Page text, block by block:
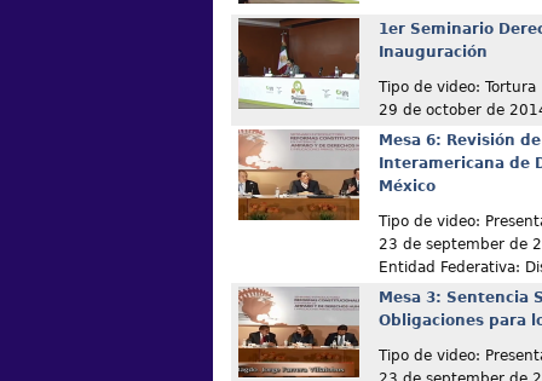
1er Seminario
Inauguración
Tipo de video: Tortura
29 de october de
Mesa 6: Revisión
Interamericana de
México
Tipo de video:
23 de september de
Entidad Federativa:
Mesa 3: Sentencia
Obligaciones para
Tipo de video: